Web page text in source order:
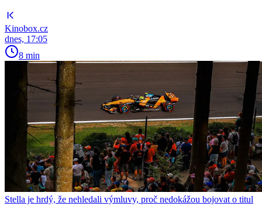
Kinobox.cz
dnes, 17:05
8 min
Stella je hrdý, že nehledali výmluvy, proč nedokážou bojovat o titul